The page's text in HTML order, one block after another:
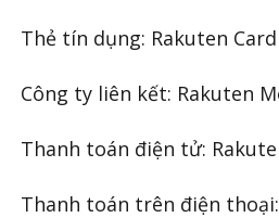
Thẻ tín dụng: Rakuten Card
Công ty liên kết: Rakuten
Thanh toán điện tử:
Thanh toán trên điện